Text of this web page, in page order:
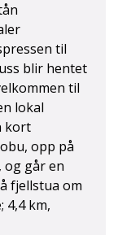
til
blir hentet
til
lokal
kort
opp på
og går en
fjellstua om
4,4 km,